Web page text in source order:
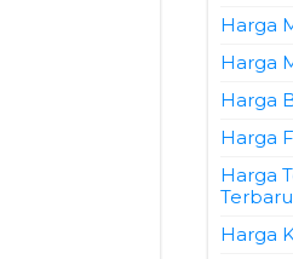
Harga
Harga
Harga
Harga
Harga
Terbaru
Harga